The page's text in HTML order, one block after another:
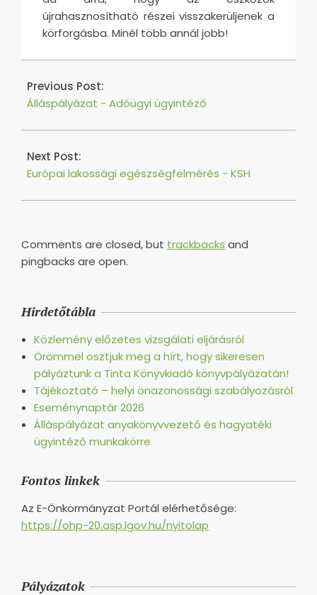
újrahasznosítható részei visszakerüljenek a
körforgásba. Minél több annál jobb!
2025-
11
Previous Post:
Álláspályázat - Adóügyi ügyintéző
Next Post:
Európai lakossági egészségfelmérés - KSH
Comments are closed, but trackbacks and
pingbacks are open.
Hirdetőtábla
Közlemény előzetes vizsgálati eljárásról
Örömmel osztjuk meg a hírt, hogy sikeresen
pályáztunk a Tinta Könyvkiadó könyvpályázatán!
Tájékoztató – helyi önazonossági szabályozásról
Eseménynaptár 2026
Álláspályázat anyakönyvvezető és hagyatéki
ügyintéző munkakörre
Fontos linkek
Az E-Önkormányzat Portál elérhetősége:
https://ohp-20.asp.lgov.hu/nyitolap
Pályázatok